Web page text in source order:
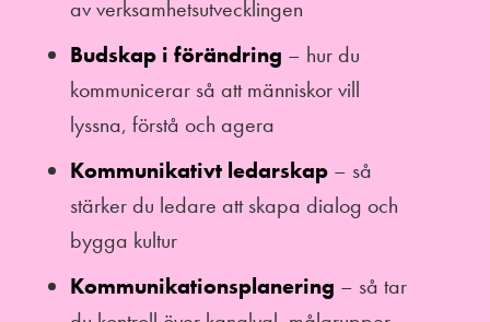
av verksamhetsutvecklingen
Budskap i förändring – hur du
kommunicerar så att människor vill
lyssna, förstå och agera
Kommunikativt ledarskap – så
stärker du ledare att skapa dialog och
bygga kultur
Kommunikationsplanering – så tar